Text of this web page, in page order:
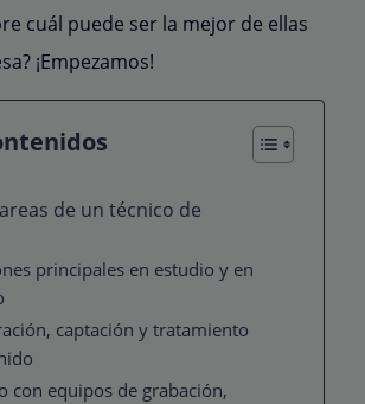
cuál puede ser la mejor de ellas
¡Empezamos!
de un técnico de
principales en estudio y en
captación y tratamiento
con equipos de grabación,